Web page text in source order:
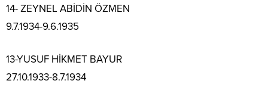
14- ZEYNEL ABİDİN ÖZMEN
9.7.1934-9.6.1935
13-YUSUF HİKMET BAYUR
27.10.1933-8.7.1934